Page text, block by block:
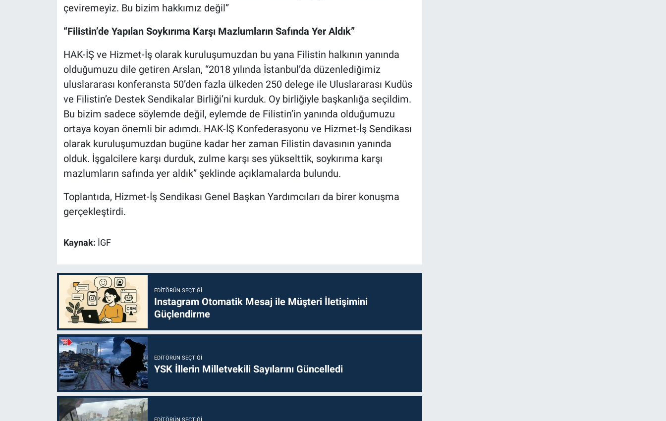
çeviremeyiz. Bu bizim hakkımız değil”
“Filistin’de Yapılan Soykırıma Karşı Mazlumların Safında Yer Aldık”
HAK-İŞ ve Hizmet-İş olarak kuruluşumuzdan bu yana Filistin halkının yanında
olduğumuzu dile getiren Arslan, “2018 yılında İstanbul’da düzenlediğimiz
uluslararası konferansta 50’den fazla ülkeden 250 delege ile Uluslararası Kudüs
ve Filistin’e Destek Sendikalar Birliği’ni kurduk. Oy birliğiyle başkanlığa seçildim.
Bu bizim sadece söylemde değil, eylemde de Filistin’in yanında olduğumuzu
ortaya koyan önemli bir adımdı. HAK-İŞ Konfederasyonu ve Hizmet-İş Sendikası
olarak kuruluşumuzdan bugüne kadar her zaman Filistin davasının yanında
olduk. İşgalcilere karşı durduk, zulme karşı ses yükselttik, soykırıma karşı
mazlumların safında yer aldık” şeklinde açıklamalarda bulundu.
Toplantıda, Hizmet-İş Sendikası Genel Başkan Yardımcıları da birer konuşma
gerçekleştirdi.
Kaynak: İGF
EDITÖRÜN SEÇTIĞI
Instagram Otomatik Mesaj ile Müşteri İletişimini
Güçlendirme
EDITÖRÜN SEÇTIĞI
YSK İllerin Milletvekili Sayılarını Güncelledi
EDITÖRÜN SEÇTIĞI